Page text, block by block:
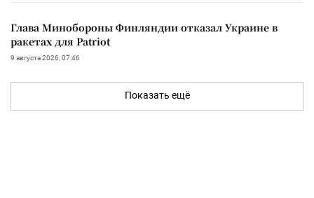
Глава Минобороны Финляндии отказал Украине в
ракетах для Patriot
9 августа 2026, 07:46
Показать ещё